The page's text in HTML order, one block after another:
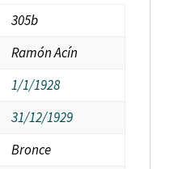
305b
Ramón Acín
1/1/1928
31/12/1929
Bronce